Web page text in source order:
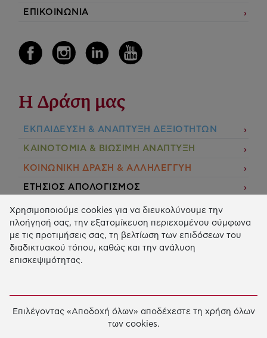
ΕΠΙΚΟΙΝΩΝΙΑ
Η Δράση μας
ΕΚΠΑIΔΕΥΣΗ & ΑΝΑΠΤΥΞΗ ΔΕΞΙΟΤΗΤΩΝ
ΚΑΙΝΟΤΟΜΙΑ & ΒΙΩΣΙΜΗ ΑΝΑΠΤΥΞΗ
ΚΟΙΝΩΝΙΚΗ ΔΡΑΣΗ & ΑΛΛΗΛΕΓΓΥΗ
ΕΤΗΣΙΟΣ ΑΠΟΛΟΓΙΣΜΟΣ
E-LIBRARY
ΧΡΗΜΑΤΟΔΟΤΗΣΕΙΣ
ΑΙΤΗΣΗ ΧΡΗΜΑΤΟΔΟΤΗΣΗΣ
Δεδομένων
Ρυθμίσεις Cookies
Χρησιμοποιούμε cookies για να διευκολύνουμε την
πλοήγησή σας, την εξατομίκευση περιεχομένου σύμφωνα
με τις προτιμήσεις σας, τη βελτίωση των επιδόσεων του
διαδικτυακού τόπου, καθώς και την ανάλυση
επισκεψιμότητας.
Επιλέγοντας «Αποδοχή όλων» αποδέχεστε τη χρήση όλων
των cookies.